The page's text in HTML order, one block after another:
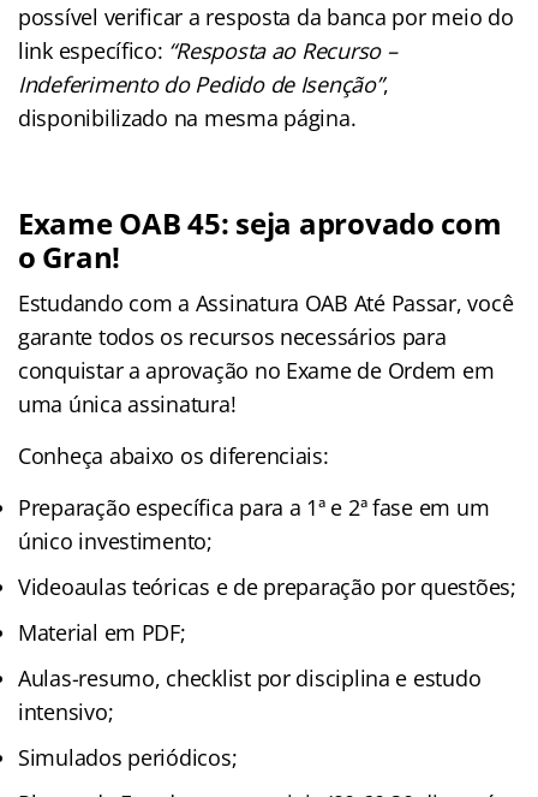
possível verificar a resposta da banca por meio do
link específico: “Resposta ao Recurso –
Indeferimento do Pedido de Isenção”,
disponibilizado na mesma página.
Exame OAB 45: seja aprovado com
o Gran!
Estudando com a Assinatura OAB Até Passar, você
garante todos os recursos necessários para
conquistar a aprovação no Exame de Ordem em
uma única assinatura!
Conheça abaixo os diferenciais:
Preparação específica para a 1ª e 2ª fase em um
único investimento;
Videoaulas teóricas e de preparação por questões;
Material em PDF;
Aulas-resumo, checklist por disciplina e estudo
intensivo;
Simulados periódicos;